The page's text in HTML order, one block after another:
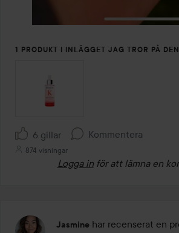
1 PRODUKT I INLÄGGET JAG TROR PÅ
6 gillar Kommentera
874 visningar
Logga in för att lämna en
Jasmine har recenserat en